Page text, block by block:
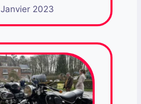
Janvier 2023